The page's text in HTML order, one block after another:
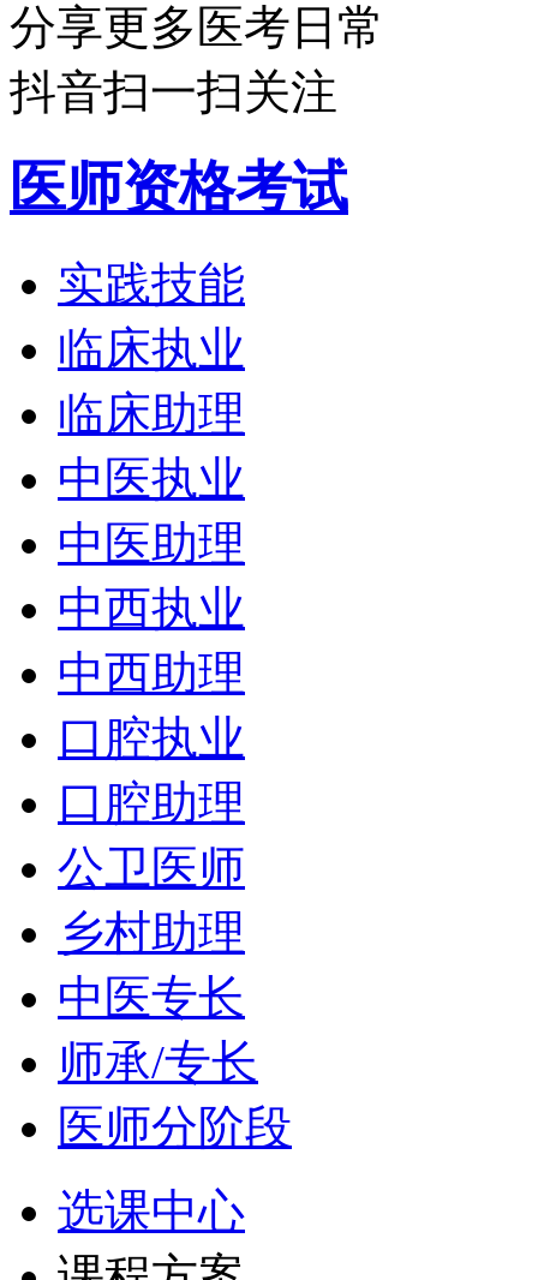
分享更多医考日常
抖音扫一扫关注
医师资格考试
实践技能
临床执业
临床助理
中医执业
中医助理
中西执业
中西助理
口腔执业
口腔助理
公卫医师
乡村助理
中医专长
师承/专长
医师分阶段
选课中心